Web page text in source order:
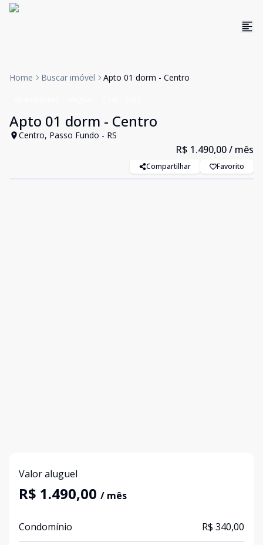
Home Buscar imóvel Apto 01 dorm - Centro
Apto 01 dorm - Centro
Centro, Passo Fundo - RS
R$ 1.490,00/ mês
Compartilhar Favorito
Valor aluguel
R$ 1.490,00 / mês
Condomínio R$ 340,00